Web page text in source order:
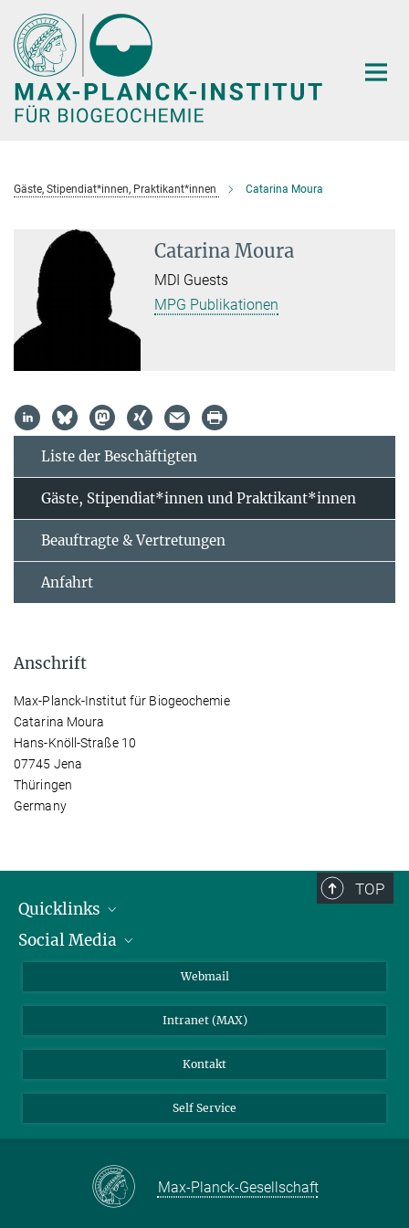
Hauptinhalt
Gäste, Stipendiat*innen, Praktikant*innen Catarina Moura
Catarina Moura
MDI Guests
MPG Publikationen
Liste der Beschäftigten
Gäste, Stipendiat*innen und Praktikant*innen
Beauftragte & Vertretungen
Anfahrt
Anschrift
Max-Planck-Institut für Biogeochemie
Catarina Moura
Hans-Knöll-Straße 10
07745 Jena
Thüringen
Germany
TOP
Quicklinks
IMPRS Graduiertenschule
Social Media
Webmail
Intranet (MAX)
Kontakt
Self Service
Max-Planck-Gesellschaft